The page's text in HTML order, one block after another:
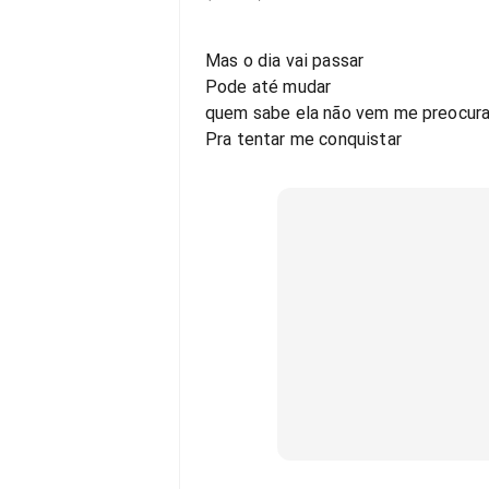
Mas o dia vai passar
Pode até mudar
quem sabe ela não vem me
Pra tentar me conquistar